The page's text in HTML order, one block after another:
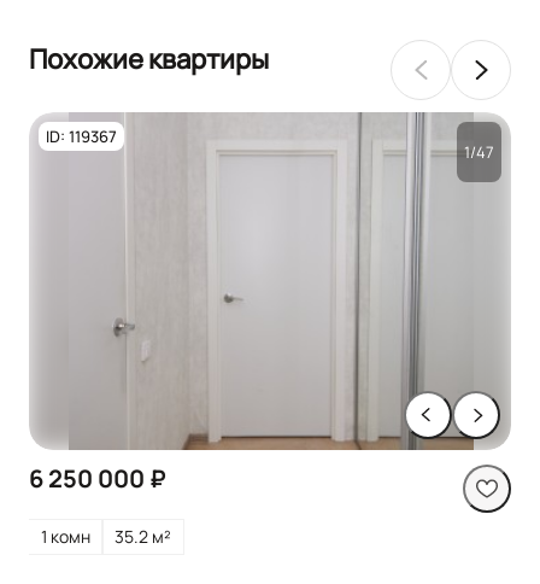
Похожие квартиры
ID: 119367
1/47
6 250 000 ₽
1 комн 35.2 м²